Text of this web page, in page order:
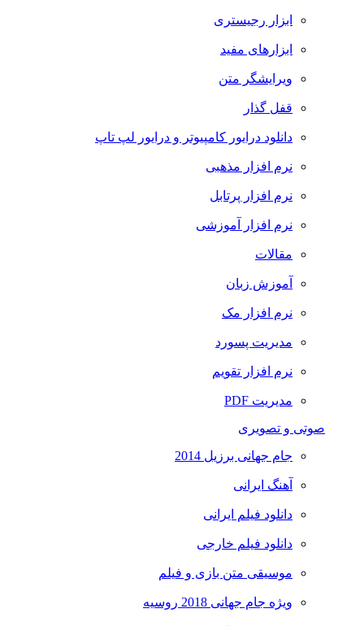
ابزار رجیستری
ابزارهای مفید
ویرایشگر متن
قفل گذار
دانلود درایور کامپیوتر و درایور لپ تاپ
نرم افزار مذهبی
نرم افزار پرتابل
نرم افزار آموزشی
مقالات
آموزش زبان
نرم افزار مک
مدیریت پسورد
نرم افزار تقویم
مدیریت PDF
صوتی و تصویری
جام جهانی برزیل 2014
آهنگ ایرانی
دانلود فیلم ایرانی
دانلود فیلم خارجی
موسیقی متن بازی و فیلم
ویژه جام جهانی 2018 روسیه